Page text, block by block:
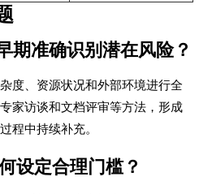
期准确识别潜在风险？
度、资源状况和外部环境进行全
家访谈和文档评审等方法，形成
程中持续补充。
设定合理门槛？